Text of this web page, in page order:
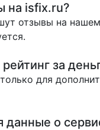
на isfix.ru?
отзывы на
за
для
данные о